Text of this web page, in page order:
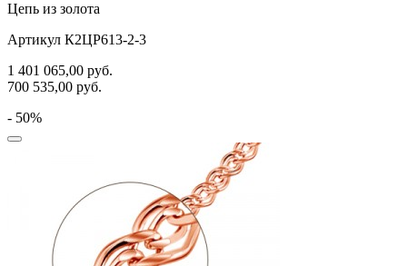
Цепь из золота
Артикул К2ЦР613-2-3
1 401 065,00 руб.
700 535,00 руб.
- 50%